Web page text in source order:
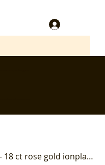
Rebel & Rose Indian Summer- 18 ct rose gold ionplated